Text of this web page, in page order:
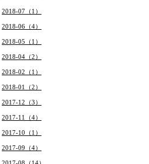
2018-07（1）
2018-06（4）
2018-05（1）
2018-04（2）
2018-02（1）
2018-01（2）
2017-12（3）
2017-11（4）
2017-10（1）
2017-09（4）